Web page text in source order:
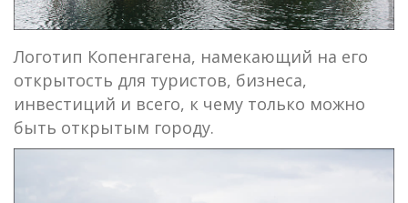
Логотип Копенгагена, намекающий на его
открытость для туристов, бизнеса,
инвестиций и всего, к чему только можно
быть открытым городу.